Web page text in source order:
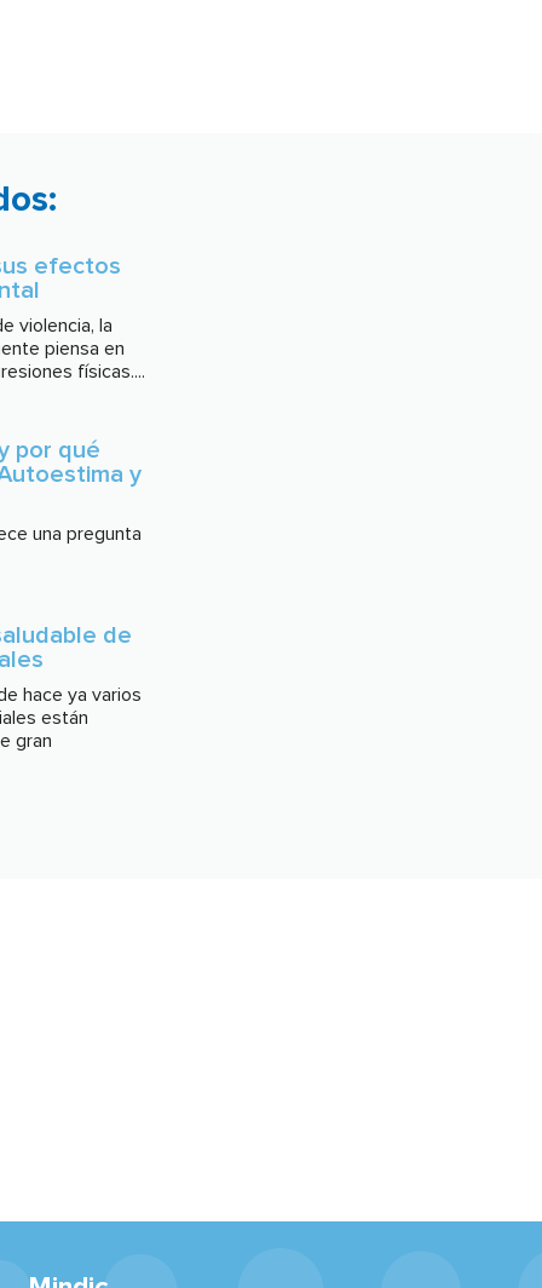
efectos
violencia, la
piensa en
físicas....
por qué
y
una pregunta
de
hace ya varios
están
gran